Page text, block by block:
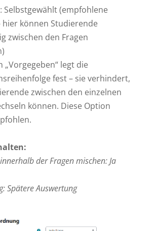
: Selbstgewählt (empfohlene
hier können Studierende
zwischen den Fragen
„Vorgegeben“ legt die
fest – sie verhindert,
zwischen den einzelnen
können. Diese Option
der Fragen mischen: Ja
: Spätere Auswertung